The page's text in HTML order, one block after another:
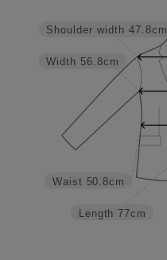
Length 77cm
Waist 50.8cm
Width 56.8cm
Shoulder width 47.8cm